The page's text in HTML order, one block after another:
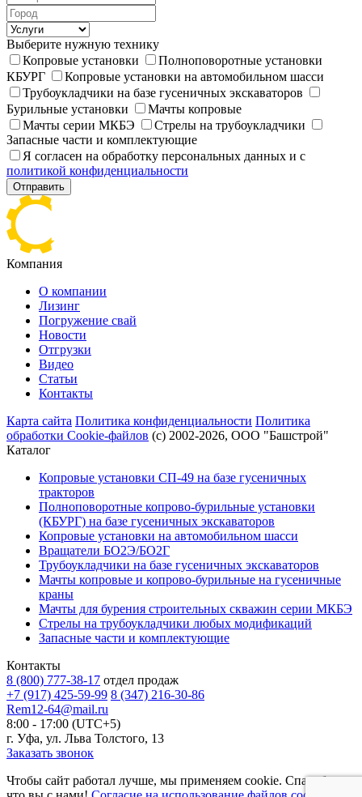
Выберите нужную технику
Копровые установки
Полноповоротные установки
КБУРГ
Копровые установки на автомобильном шасси
Трубоукладчики на базе гусеничных экскаваторов
Бурильные установки
Мачты копровые
Мачты серии МКБЭ
Стрелы на трубоукладчики
Запасные части и комплектующие
Я согласен на обработку персональных данных и с
политикой конфиденциальности
Отправить
Компания
О компании
Лизинг
Погружение свай
Новости
Отгрузки
Видео
Статьи
Контакты
Карта сайта Политика конфиденциальности Политика
обработки Cookie-файлов (с) 2002-2026, ООО "Башстрой"
Каталог
Копровые установки СП-49 на базе гусеничных
тракторов
Полноповоротные копрово-бурильные установки
(КБУРГ) на базе гусеничных экскаваторов
Копровые установки на автомобильном шасси
Вращатели БО2Э/БО2Г
Трубоукладчики на базе гусеничных экскаваторов
Мачты копровые и копрово-бурильные на гусеничные
краны
Мачты для бурения строительных скважин серии МКБЭ
Стрелы на трубоукладчики любых модификаций
Запасные части и комплектующие
Контакты
8 (800) 777-38-17 отдел продаж
+7 (917) 425-59-99 8 (347) 216-30-86
Rem12-64@mail.ru
8:00 - 17:00 (UTC+5)
г. Уфа, ул. Льва Толстого, 13
Заказать звонок
Чтобы сайт работал лучше, мы применяем cookie. Спасибо,